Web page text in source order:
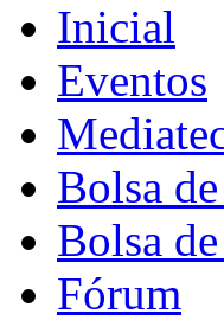
Inicial
Eventos
Bolsa
Bolsa
Fórum